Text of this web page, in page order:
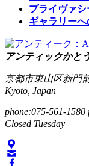
プライヴァ
ギャラリー
アンティックかと
京都市東山区新門
Kyoto, Japan
phone:075-561-1580
Closed Tuesday